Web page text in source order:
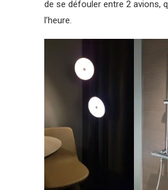
de se défouler entre 2 avions,
l’heure.